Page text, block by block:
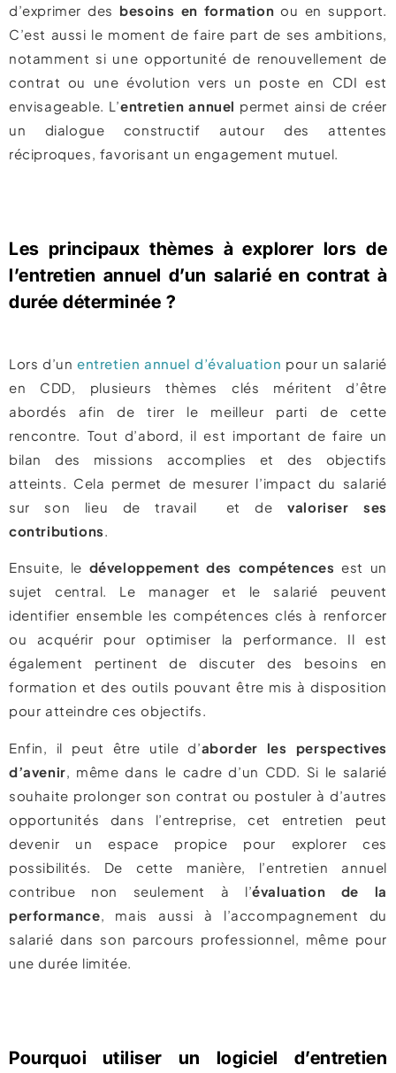
d’exprimer des besoins en formation ou en support.
C’est aussi le moment de faire part de ses ambitions,
notamment si une opportunité de renouvellement de
contrat ou une évolution vers un poste en CDI est
envisageable. L’entretien annuel permet ainsi de créer
un dialogue constructif autour des attentes
réciproques, favorisant un engagement mutuel.
Les principaux thèmes à explorer lors de
l’entretien annuel d’un salarié en contrat à
durée déterminée ?
Lors d’un entretien annuel d’évaluation pour un salarié
en CDD, plusieurs thèmes clés méritent d’être
abordés afin de tirer le meilleur parti de cette
rencontre. Tout d’abord, il est important de faire un
bilan des missions accomplies et des objectifs
atteints. Cela permet de mesurer l’impact du salarié
sur son lieu de travail et devaloriser ses
contributions.
Ensuite, le développement des compétences est un
sujet central. Le manager et le salarié peuvent
identifier ensemble les compétences clés à renforcer
ou acquérir pour optimiser la performance. Il est
également pertinent de discuter des besoins en
formation et des outils pouvant être mis à disposition
pour atteindre ces objectifs.
Enfin, il peut être utile d’aborder les perspectives
d’avenir , même dans le cadre d’un CDD. Si le salarié
souhaite prolonger son contrat ou postuler à d’autres
opportunités dans l’entreprise, cet entretien peut
devenir un espace propice pour explorer ces
possibilités. De cette manière, l’entretien annuel
contribue non seulement à l’évaluation de la
performance , mais aussi à l’accompagnement du
salarié dans son parcours professionnel, même pour
une durée limitée.
Pourquoi utiliser un logiciel d’entretien